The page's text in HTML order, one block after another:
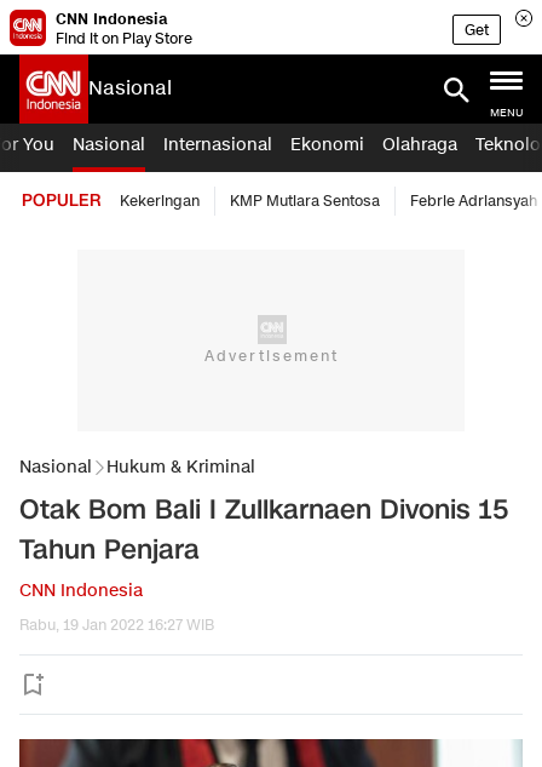
CNN Indonesia
Find it on Play Store
Get
Nasional
MENU
You Nasional Internasional Ekonomi Olahraga
POPULER Kekeringan KMP Mutiara Sentosa Febrie Adriansyah
Nasional Hukum & Kriminal
Otak Bom Bali I Zullkarnaen Divonis 15
Tahun Penjara
CNN Indonesia
Rabu, 19 Jan 2022 16:27 WIB